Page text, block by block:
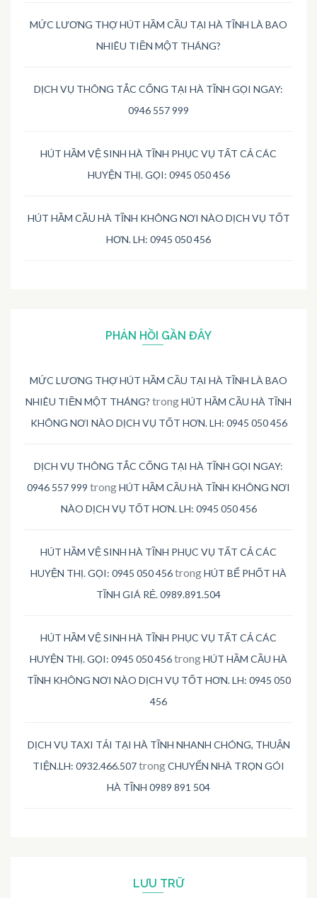
MỨC LƯƠNG THỢ HÚT HẦM CẦU TẠI HÀ TĨNH LÀ BAO
NHIÊU TIỀN MỘT THÁNG?
DỊCH VỤ THÔNG TẮC CỐNG TẠI HÀ TĨNH GỌI NGAY:
0946 557 999
HÚT HẦM VỆ SINH HÀ TĨNH PHỤC VỤ TẤT CẢ CÁC
HUYỆN THỊ. GỌI: 0945 050 456
HÚT HẦM CẦU HÀ TĨNH KHÔNG NƠI NÀO DỊCH VỤ TỐT
HƠN. LH: 0945 050 456
PHẢN HỒI GẦN ĐÂY
MỨC LƯƠNG THỢ HÚT HẦM CẦU TẠI HÀ TĨNH LÀ BAO
NHIÊU TIỀN MỘT THÁNG? trongHÚT HẦM CẦU HÀ TĨNH
KHÔNG NƠI NÀO DỊCH VỤ TỐT HƠN. LH: 0945 050 456
DỊCH VỤ THÔNG TẮC CỐNG TẠI HÀ TĨNH GỌI NGAY:
0946 557 999 trongHÚT HẦM CẦU HÀ TĨNH KHÔNG NƠI
NÀO DỊCH VỤ TỐT HƠN. LH: 0945 050 456
HÚT HẦM VỆ SINH HÀ TĨNH PHỤC VỤ TẤT CẢ CÁC
HUYỆN THỊ. GỌI: 0945 050 456trongHÚT BỂ PHỐT HÀ
TĨNH GIÁ RẺ. 0989.891.504
HÚT HẦM VỆ SINH HÀ TĨNH PHỤC VỤ TẤT CẢ CÁC
HUYỆN THỊ. GỌI: 0945 050 456trongHÚT HẦM CẦU HÀ
TĨNH KHÔNG NƠI NÀO DỊCH VỤ TỐT HƠN. LH: 0945 050
456
DỊCH VỤ TAXI TẢI TẠI HÀ TĨNH NHANH CHÓNG, THUẬN
TIỆN.LH: 0932.466.507trongCHUYỂN NHÀ TRỌN GÓI
HÀ TĨNH 0989 891 504
LƯU TRỮ